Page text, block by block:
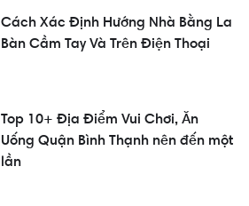
Cách Xác Định Hướng Nhà Bằng La
Bàn Cầm Tay Và Trên Điện Thoại
Top 10+ Địa Điểm Vui Chơi, Ăn
Uống Quận Bình Thạnh nên đến một
lần